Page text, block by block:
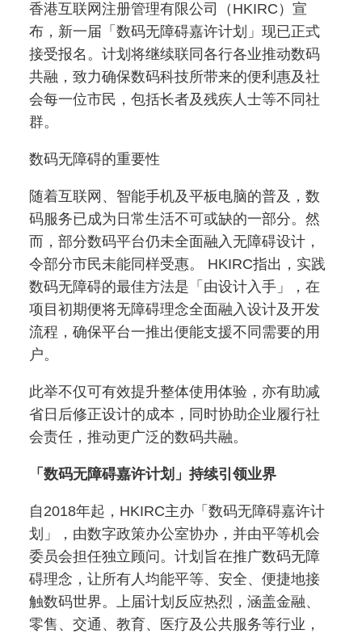
香港互联网注册管理有限公司（HKIRC）宣
布，新一届「数码无障碍嘉许计划」现已正式
接受报名。计划将继续联同各行各业推动数码
共融，致力确保数码科技所带来的便利惠及社
会每一位市民，包括长者及残疾人士等不同社
群。
数码无障碍的重要性
随着互联网、智能手机及平板电脑的普及，数
码服务已成为日常生活不可或缺的一部分。然
而，部分数码平台仍未全面融入无障碍设计，
令部分市民未能同样受惠。 HKIRC指出，实践
数码无障碍的最佳方法是「由设计入手」，在
项目初期便将无障碍理念全面融入设计及开发
流程，确保平台一推出便能支援不同需要的用
户。
此举不仅可有效提升整体使用体验，亦有助减
省日后修正设计的成本，同时协助企业履行社
会责任，推动更广泛的数码共融。
「数码无障碍嘉许计划」持续引领业界
自2018年起，HKIRC主办「数码无障碍嘉许计
划」，由数字政策办公室协办，并由平等机会
委员会担任独立顾问。计划旨在推广数码无障
碍理念，让所有人均能平等、安全、便捷地接
触数码世界。上届计划反应热烈，涵盖金融、
零售、交通、教育、医疗及公共服务等行业，